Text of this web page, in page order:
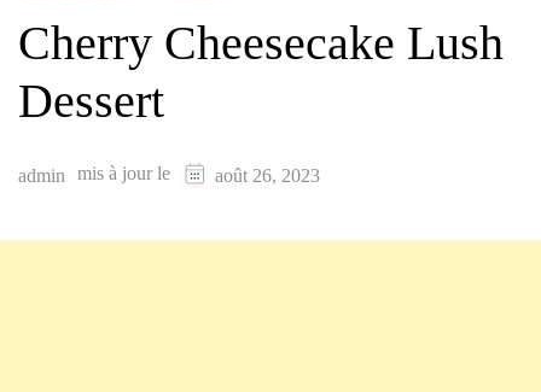
Cherry Cheesecake Lush
Dessert
admin mis à jour le août 26, 2023